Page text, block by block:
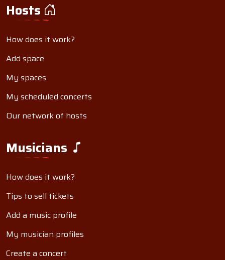
Hosts
How does it work?
Add space
My spaces
My scheduled concerts
Our network of hosts
Musicians
How does it work?
Tips to sell tickets
Add a music profile
My musician profiles
Create a concert